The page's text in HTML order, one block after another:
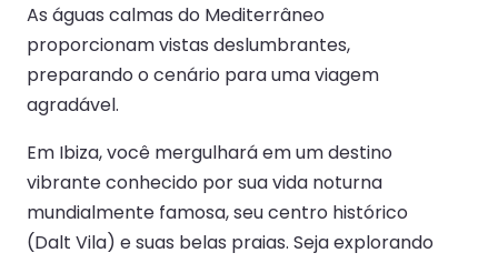
As águas calmas do Mediterrâneo
proporcionam vistas deslumbrantes,
preparando o cenário para uma viagem
agradável.
Em Ibiza, você mergulhará em um destino
vibrante conhecido por sua vida noturna
mundialmente famosa, seu centro histórico
(Dalt Vila) e suas belas praias. Seja explorando